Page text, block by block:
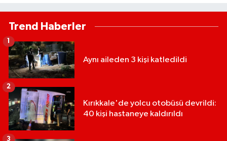
Trend Haberler
Aynı aileden 3 kişi katledildi
1
Kırıkkale'de yolcu otobüsü devrildi:
40 kişi hastaneye kaldırıldı
2
3